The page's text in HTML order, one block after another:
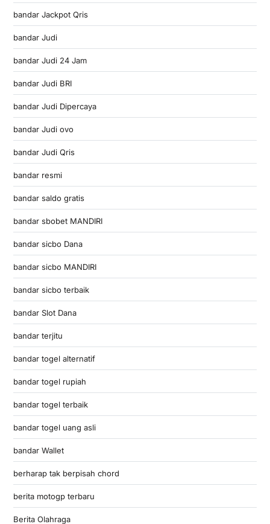
bandar Jackpot Qris
bandar Judi
bandar Judi 24 Jam
bandar Judi BRI
bandar Judi Dipercaya
bandar Judi ovo
bandar Judi Qris
bandar resmi
bandar saldo gratis
bandar sbobet MANDIRI
bandar sicbo Dana
bandar sicbo MANDIRI
bandar sicbo terbaik
bandar Slot Dana
bandar terjitu
bandar togel alternatif
bandar togel rupiah
bandar togel terbaik
bandar togel uang asli
bandar Wallet
berharap tak berpisah chord
berita motogp terbaru
Berita Olahraga